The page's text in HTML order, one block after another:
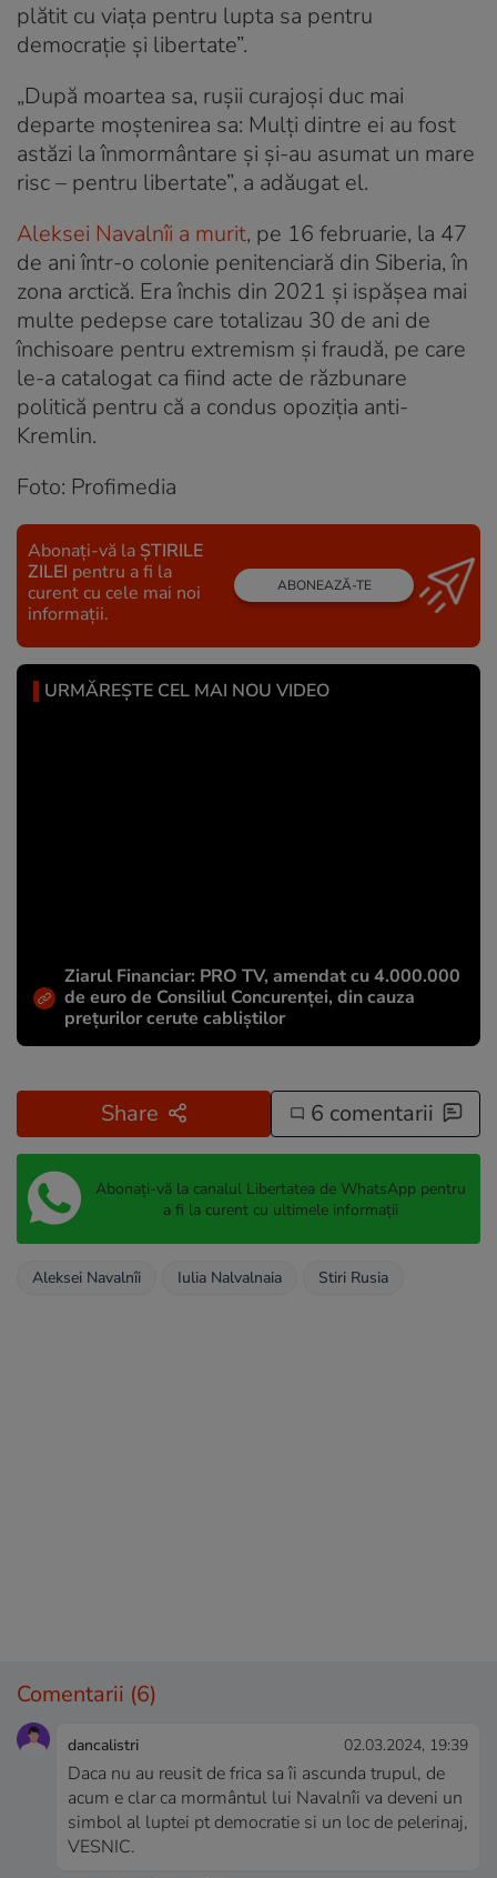
plătit cu viața pentru lupta sa pentru
democrație și libertate”.
„După moartea sa, rușii curajoși duc mai
departe moștenirea sa: Mulți dintre ei au fost
astăzi la înmormântare și și-au asumat un mare
risc – pentru libertate”, a adăugat el.
Aleksei Navalnîi a murit, pe 16 februarie, la 47
de ani într-o colonie penitenciară din Siberia, în
zona arctică. Era închis din 2021 și ispășea mai
multe pedepse care totalizau 30 de ani de
închisoare pentru extremism și fraudă, pe care
le-a catalogat ca fiind acte de răzbunare
politică pentru că a condus opoziția anti-
Kremlin.
Foto: Profimedia
Abonați-vă la ȘTIRILE
ZILEI pentru a fi la
curent cu cele mai noi
informații.
ABONEAZĂ-TE
URMĂREȘTE CEL MAI NOU VIDEO
Ziarul Financiar: PRO TV, amendat cu 4.000.000
de euro de Consiliul Concurenței, din cauza
prețurilor cerute cabliștilor
Share 6 comentarii
Abonați-vă la canalul Libertatea de WhatsApp pentru
a fi la curent cu ultimele informații
Aleksei Navalnîi Iulia Nalvalnaia Stiri Rusia
Comentarii (6)
dancalistri 02.03.2024, 19:39
Daca nu au reusit de frica sa îi ascunda trupul, de
acum e clar ca mormântul lui Navalnîi va deveni un
simbol al luptei pt democratie si un loc de pelerinaj,
VESNIC.